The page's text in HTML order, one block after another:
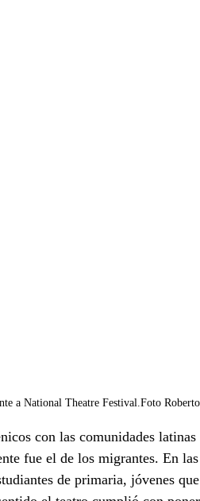
a National Theatre Festival.Foto
con las comunidades
fue el de los migrantes. En
de primaria, jóvenes